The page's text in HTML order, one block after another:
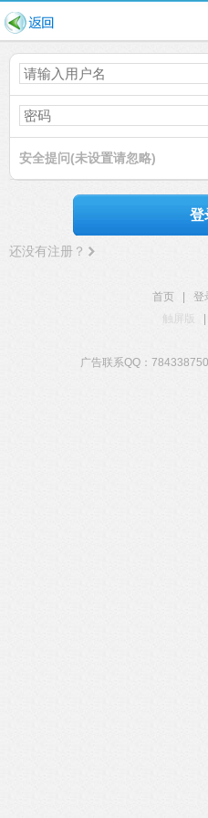
安全提问(未设置请忽略)
登
还没有注册？
首页 登
触屏版
广告联系QQ：